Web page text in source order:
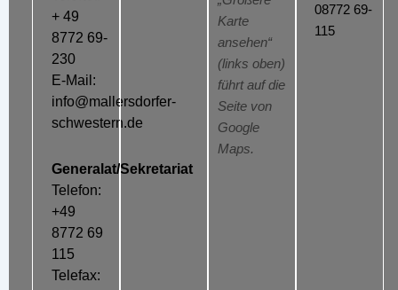
+ 49
8772 69-
230
E-Mail:
info@mallersdorfer-
schwestern.de
Generalat/Sekretariat
Telefon:
+49
8772 69
115
Telefax:
Karte
ansehen“
(links oben)
führt auf die
Seite von
Google
Maps.
08772 69-
115